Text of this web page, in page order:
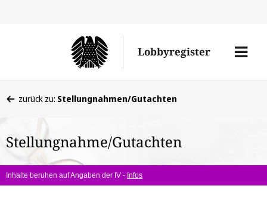
Lobbyregister
Menü
befinden
hier:
zurück zu: Stellungnahmen/Gutachten
Stellungnahme/Gutachten
Inhalte beruhen auf Angaben der IV - Infos